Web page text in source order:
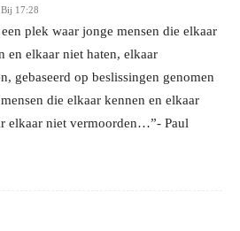
17:28
plek waar jonge mensen die elkaar
en elkaar niet haten, elkaar
gebaseerd op beslissingen genomen
die elkaar kennen en elkaar
elkaar niet vermoorden…”- Paul